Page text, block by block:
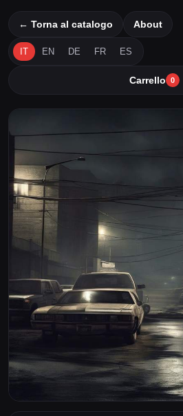
← Torna al catalogo About
IT EN DE FR ES
Carrello 0